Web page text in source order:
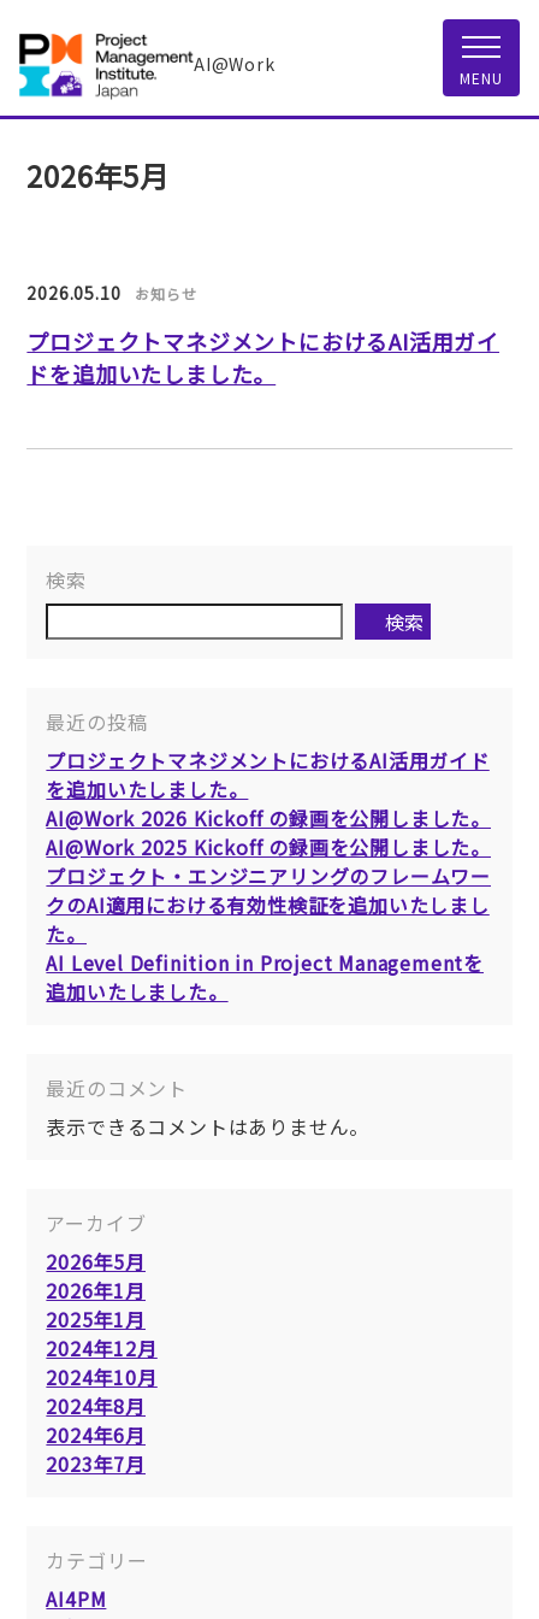
AI@Work
MENU
2026年5月
2026.05.10 お知らせ
プロジェクトマネジメントにおけるAI活用ガイ
ドを追加いたしました。
検索
検索
最近の投稿
プロジェクトマネジメントにおけるAI活用ガイド
を追加いたしました。
AI@Work 2026 Kickoff の録画を公開しました。
AI@Work 2025 Kickoff の録画を公開しました。
プロジェクト・エンジニアリングのフレームワー
クのAI適用における有効性検証を追加いたしまし
た。
AI Level Definition in Project Managementを
追加いたしました。
最近のコメント
表示できるコメントはありません。
アーカイブ
2026年5月
2026年1月
2025年1月
2024年12月
2024年10月
2024年8月
2024年6月
2023年7月
カテゴリー
AI4PM